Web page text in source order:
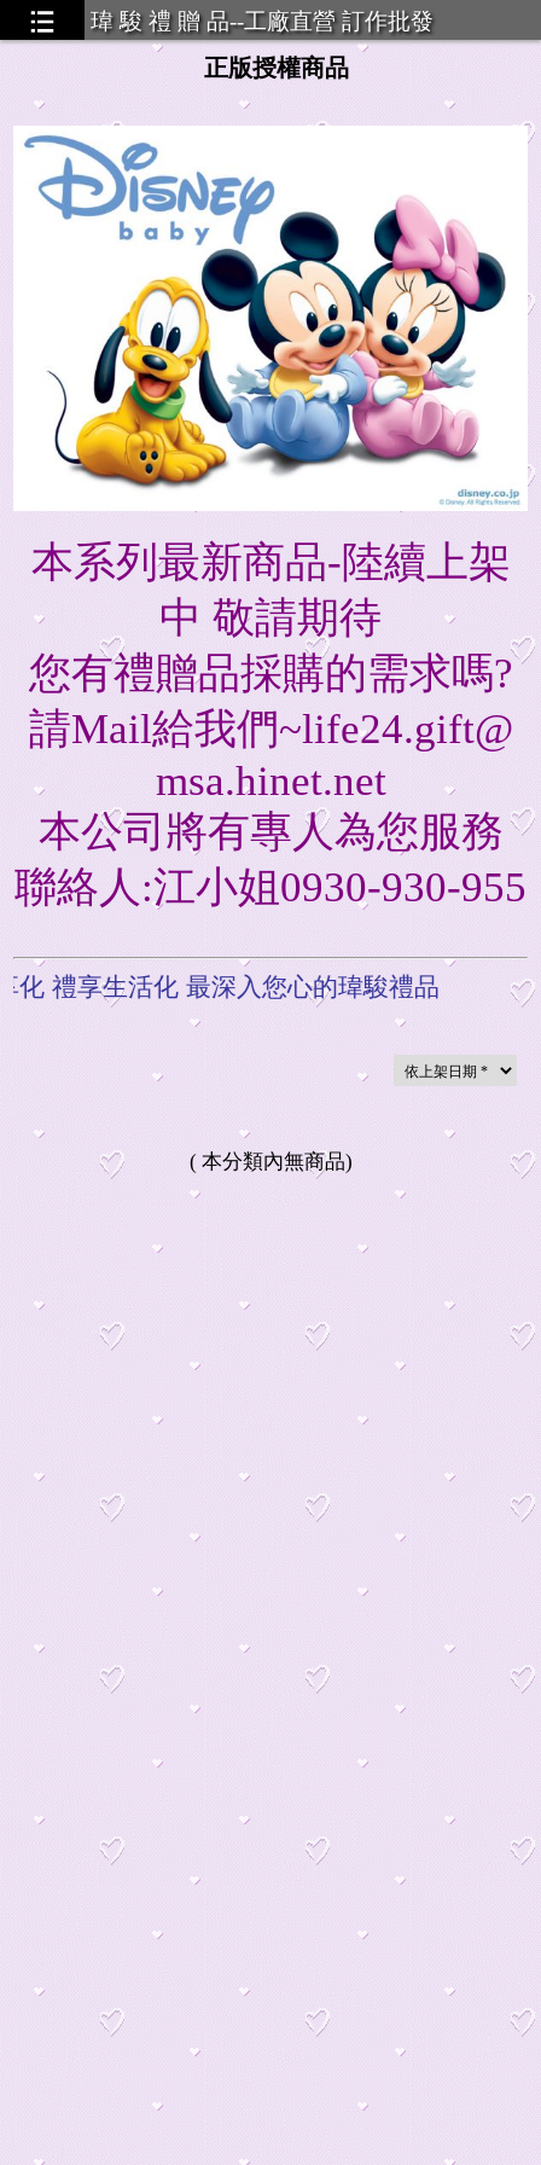
瑋 駿 禮 贈 品--工廠直營 訂作批發
正版授權商品
本系列最新商品-陸續上架
中 敬請期待
您有禮贈品採購的需求嗎?
請Mail給我們~life24.gift@
msa.hinet.net
本公司將有專人為您服務
聯絡人:江小姐0930-930-955
禮享生活化 最深入您心的瑋駿禮品
( 本分類內無商品)